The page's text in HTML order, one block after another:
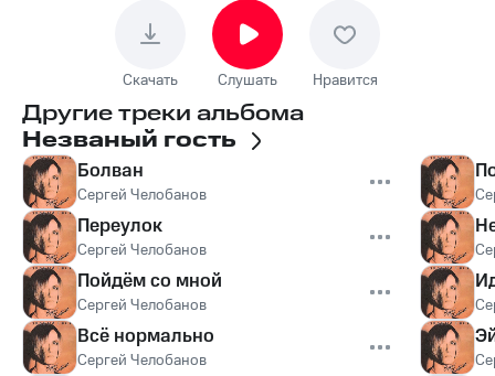
Скачать Слушать Нравится
Другие треки альбома
Незваный гость
Болван
Сергей Челобанов
Переулок
Сергей Челобанов
Пойдём со мной
Сергей Челобанов
Всё нормально
Сергей Челобанов